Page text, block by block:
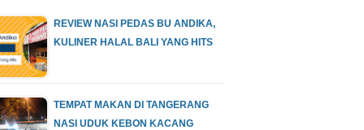
REVIEW NASI PEDAS BU ANDIKA,
KULINER HALAL BALI YANG HITS
TEMPAT MAKAN DI TANGERANG
NASI UDUK KEBON KACANG